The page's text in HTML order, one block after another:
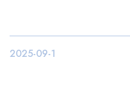
2025-09-1